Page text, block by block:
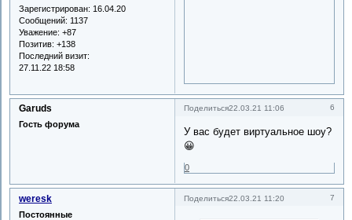
Зарегистрирован: 16.04.20
Сообщений: 1137
Уважение: +87
Позитив: +138
Последний визит:
27.11.22 18:58
Поделиться 6
22.03.21 11:06
Garuds
Гость форума
У вас будет виртуальное шоу?
😀
0
Поделиться 7
22.03.21 11:20
weresk
Постоянные